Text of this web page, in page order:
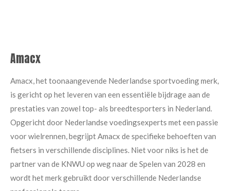
Amacx
Amacx, het toonaangevende Nederlandse sportvoeding merk,
is gericht op het leveren van een essentiële bijdrage aan de
prestaties van zowel top- als breedtesporters in Nederland.
Opgericht door Nederlandse voedingsexperts met een passie
voor wielrennen, begrijpt Amacx de specifieke behoeften van
fietsers in verschillende disciplines. Niet voor niks is het de
partner van de KNWU op weg naar de Spelen van 2028 en
wordt het merk gebruikt door verschillende Nederlandse